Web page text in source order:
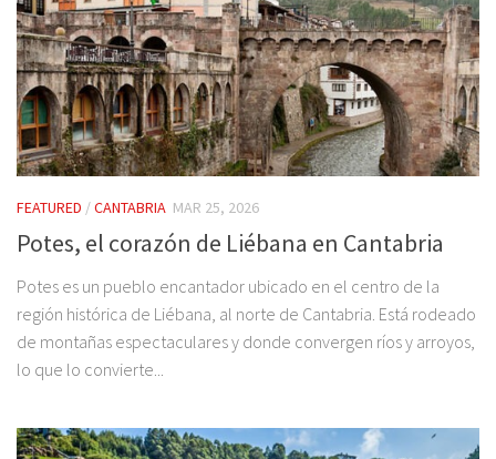
FEATURED /CANTABRIA MAR 25, 2026
Potes, el corazón de Liébana en Cantabria
Potes es un pueblo encantador ubicado en el centro de la
región histórica de Liébana, al norte de Cantabria. Está rodeado
de montañas espectaculares y donde convergen ríos y arroyos,
lo que lo convierte...